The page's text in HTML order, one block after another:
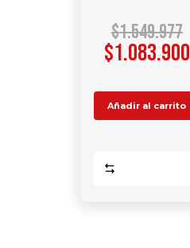
$1.549.977
$1.083.900
Añadir al carrito